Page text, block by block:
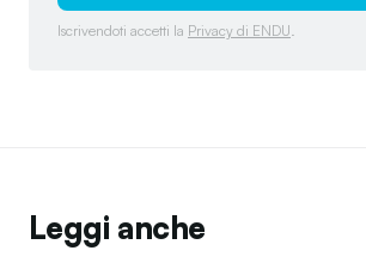
Iscrivendoti accetti la Privacy di ENDU.
Leggi anche